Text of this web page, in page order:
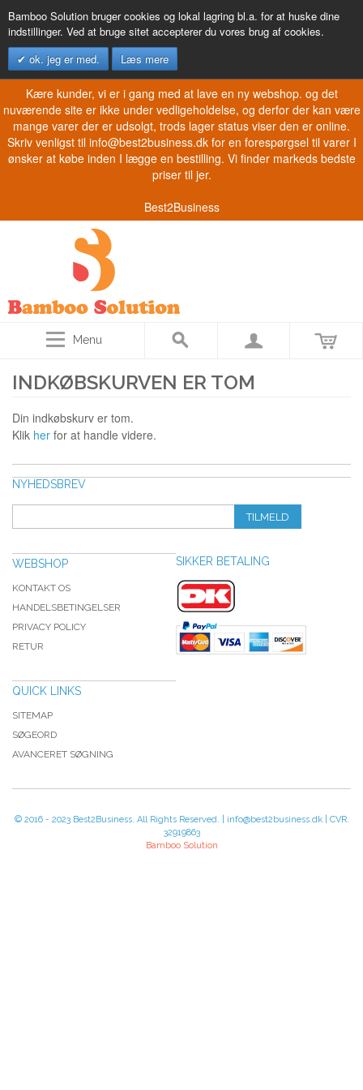
Bamboo Solution bruger cookies og lokal lagring bl.a. for at huske dine
indstillinger. Ved at bruge sitet accepterer du vores brug af cookies.
ok. jeg er med.
Læs mere
Kære kunder, vi er i gang med at lave en ny webshop. og det
nuværende site er ikke under vedligeholdelse, og derfor der kan være
mange varer der er udsolgt, trods lager status viser den er online.
Skriv venligst til info@best2business.dk for en forespørgsel til varer I
ønsker at købe inden I lægge en bestilling. Vi finder markeds bedste
priser til jer.
Best2Business
Menu
INDKØBSKURVEN ER TOM
Din indkøbskurv er tom.
Klik her for at handle videre.
NYHEDSBREV
TILMELD
WEBSHOP
KONTAKT OS
HANDELSBETINGELSER
PRIVACY POLICY
RETUR
QUICK LINKS
SITEMAP
SØGEORD
AVANCERET SØGNING
SIKKER BETALING
© 2016 - 2023 Best2Business. All Rights Reserved. | info@best2business.dk | CVR.
32919863
Bamboo Solution